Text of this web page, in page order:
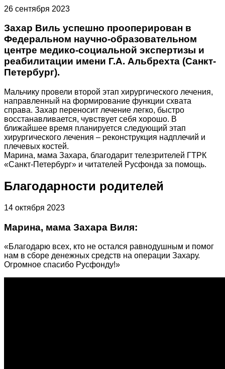
26 сентября 2023
Захар Виль успешно прооперирован в
Федеральном научно-образовательном
центре медико-социальной экспертизы и
реабилитации имени Г.А. Альбрехта (Санкт-
Петербург).
Мальчику провели второй этап хирургического лечения,
направленный на формирование функции схвата
справа. Захар переносит лечение легко, быстро
восстанавливается, чувствует себя хорошо. В
ближайшее время планируется следующий этап
хирургического лечения – реконструкция надплечий и
плечевых костей.
Марина, мама Захара, благодарит телезрителей ГТРК
«Санкт-Петербург» и читателей Русфонда за помощь.
Благодарности родителей
14 октября 2023
Марина, мама Захара Виля:
«Благодарю всех, кто не остался равнодушным и помог
нам в сборе денежных средств на операции Захару.
Огромное спасибо Русфонду!»